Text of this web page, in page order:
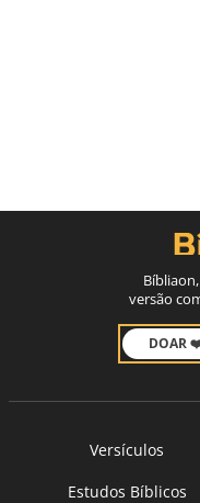
versão
DOAR
Versículos
Estudos Bíblicos